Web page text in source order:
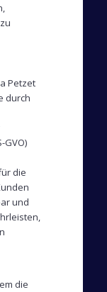
Petzet
durch
die
und
die